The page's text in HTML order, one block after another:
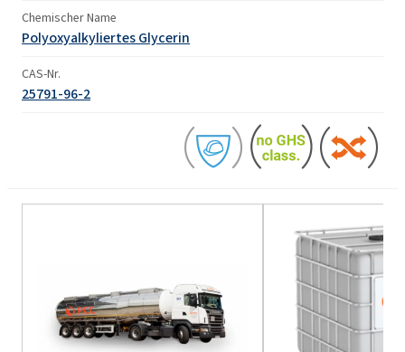
Chemischer Name
Polyoxyalkyliertes Glycerin
CAS-Nr.
25791-96-2